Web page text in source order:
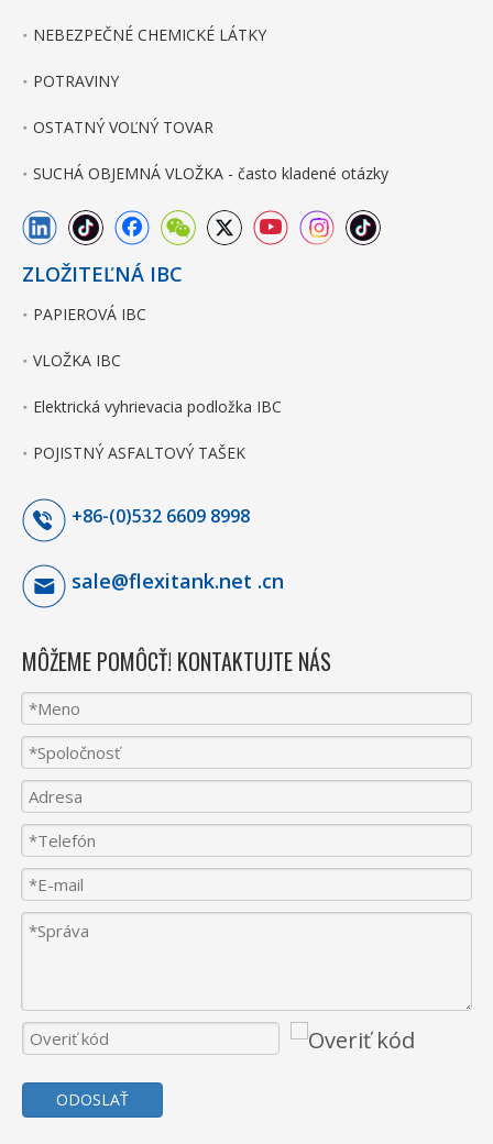
NEBEZPEČNÉ CHEMICKÉ LÁTKY
POTRAVINY
OSTATNÝ VOĽNÝ TOVAR
SUCHÁ OBJEMNÁ VLOŽKA - často kladené otázky
ZLOŽITEĽNÁ IBC
PAPIEROVÁ IBC
VLOŽKA IBC
Elektrická vyhrievacia podložka IBC
POJISTNÝ ASFALTOVÝ TAŠEK
+86-(0)532 6609 8998
sale@flexitank.net .cn
MÔŽEME POMÔCŤ! KONTAKTUJTE NÁS
ODOSLAŤ